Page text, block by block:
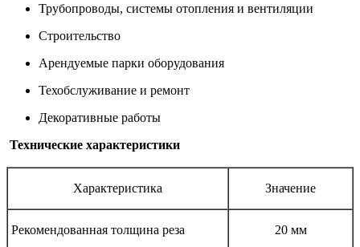
Трубопроводы, системы отопления и вентиляции
Строительство
Арендуемые парки оборудования
Техобслуживание и ремонт
Декоративные работы
Технические характеристики
Характеристика Значение
Рекомендованная толщина реза 20 мм